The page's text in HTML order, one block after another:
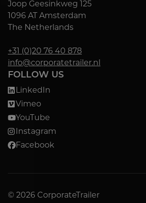
Joop Geesinkweg 125
1096 AT Amsterdam
The Netherlands
+31 (0)20 76 40 878
info@corporatetrailer.nl
FOLLOW US
LinkedIn
Vimeo
YouTube
Instagram
Facebook
© 2026 CorporateTrailer